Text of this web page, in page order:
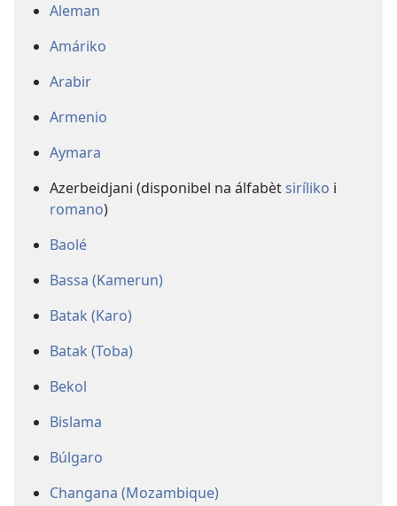
Aleman
Amáriko
Arabir
Armenio
Aymara
Azerbeidjani (disponibel na álfabètsiríliko i
romano)
Baolé
Bassa (Kamerun)
Batak (Karo)
Batak (Toba)
Bekol
Bislama
Búlgaro
Changana (Mozambique)